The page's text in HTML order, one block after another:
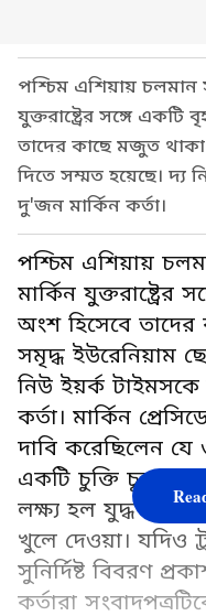
পশ্চিম এশিয়ায় চলমান
যুক্তরাষ্ট্রের সঙ্গে একটি
তাদের কাছে মজুত থাকা
দিতে সম্মত হয়েছে। দ্য
দু'জন মার্কিন কর্তা।
পশ্চিম এশিয়ায়
মার্কিন যুক্তরাষ্ট্রের
অংশ হিসেবে তাদের
সমৃদ্ধ ইউরেনিয়াম
নিউ ইয়র্ক
কর্তা। মার্কিন
দাবি করেছিলেন
একটি চুক্তি চূড়ান্ত
লক্ষ্য হল যুদ্ধ বন্ধ
খুলে দেওয়া। যদিও
সুনির্দিষ্ট বিবরণ
কর্তারা